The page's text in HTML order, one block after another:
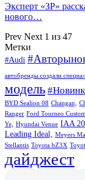
Эксперт «ЗР»
нового…
Prev Next 1 из 47
Метки
#Audi
автобренды создали
модель
BYD Sealion 08 Changan,
Ranger Ford Tourneo Custom,
Ye,
Hyundai Venue IAA
Leading Ideal, Meyers
Stellantis Toyota bZ3X
дайджест